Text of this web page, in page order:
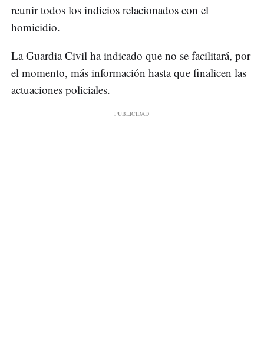
reunir todos los indicios relacionados con el
homicidio.
La Guardia Civil ha indicado que no se facilitará, por
el momento, más información hasta que finalicen las
actuaciones policiales.